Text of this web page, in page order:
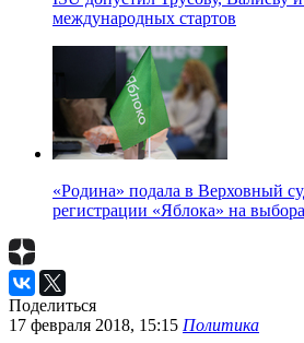
международных стартов
«Родина» подала в Верховный
регистрации «Яблока» на
Поделиться
17 февраля 2018, 15:15 Политика